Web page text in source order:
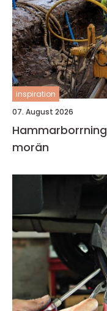
inspiration
07. August 2026
Hammarborrning effektiv borrning i berg och
morän